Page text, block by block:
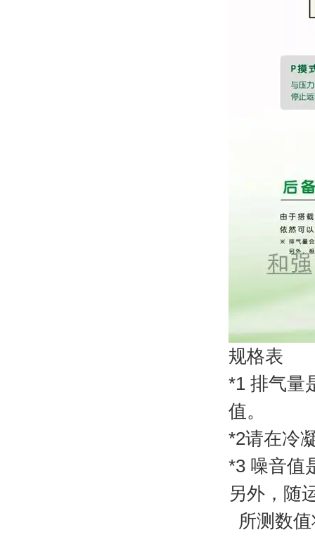
规格表
*1 排气量
值。
*2请在冷
*3 噪音值
另外，随
所测数